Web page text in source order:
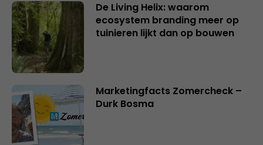
De Living Helix: waarom
ecosystem branding meer op
tuinieren lijkt dan op bouwen
Marketingfacts Zomercheck –
Durk Bosma